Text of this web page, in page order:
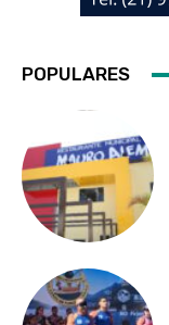
POPULARES